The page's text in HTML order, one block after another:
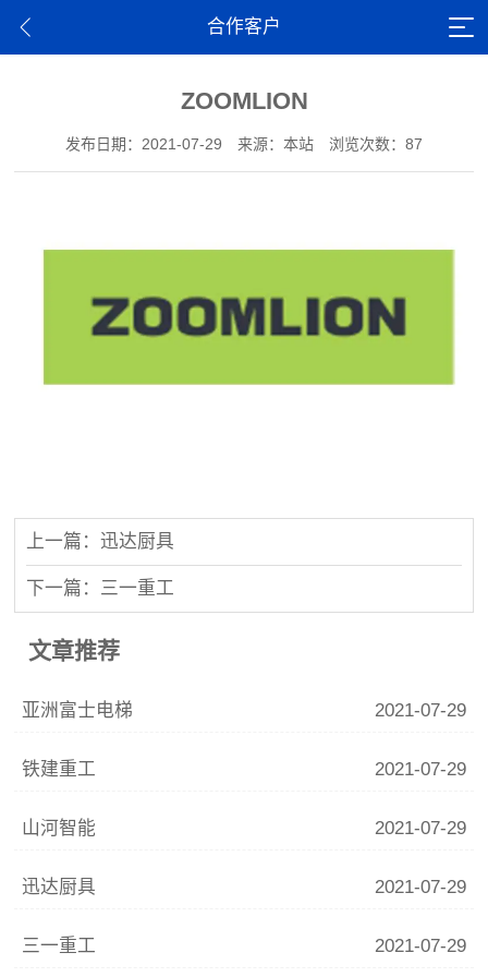
合作客户
ZOOMLION
发布日期：2021-07-29 来源：本站 浏览次数：87
上一篇：迅达厨具
下一篇：三一重工
文章推荐
亚洲富士电梯 2021-07-29
铁建重工 2021-07-29
山河智能 2021-07-29
迅达厨具 2021-07-29
三一重工 2021-07-29